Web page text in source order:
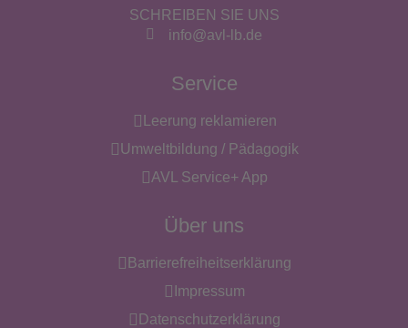
SCHREIBEN SIE UNS
info@avl-lb.de
Service
Leerung reklamieren
Umweltbildung / Pädagogik
AVL Service+ App
Über uns
Barrierefreiheitserklärung
Impressum
Datenschutzerklärung